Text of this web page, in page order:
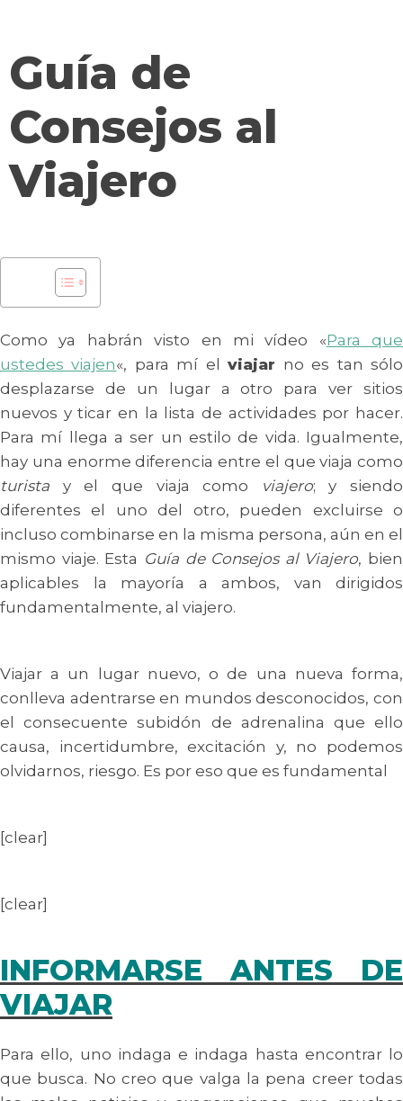
Guía de
Consejos al
Viajero
Como ya habrán visto en mi vídeo «Para que
ustedes viajen«, para mí elviajar no es tan sólo
desplazarse de un lugar a otro para ver sitios
nuevos y ticar en la lista de actividades por hacer.
Para mí llega a ser un estilo de vida. Igualmente,
hay una enorme diferencia entre el que viaja como
turista y el que viaja como viajero; y siendo
diferentes el uno del otro, pueden excluirse o
incluso combinarse en la misma persona, aún en el
mismo viaje. Esta Guía de Consejos al Viajero, bien
aplicables la mayoría a ambos, van dirigidos
fundamentalmente, al viajero.
Viajar a un lugar nuevo, o de una nueva forma,
conlleva adentrarse en mundos desconocidos, con
el consecuente subidón de adrenalina que ello
causa, incertidumbre, excitación y, no podemos
olvidarnos, riesgo. Es por eso que es fundamental
[clear]
[clear]
INFORMARSE ANTES DE
VIAJAR
Para ello, uno indaga e indaga hasta encontrar lo
que busca. No creo que valga la pena creer todas